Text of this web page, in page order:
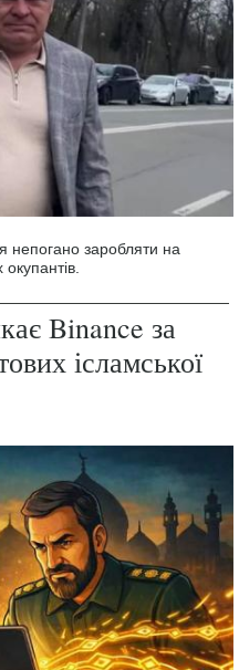
непогано заробляти на
Binance за
ісламської